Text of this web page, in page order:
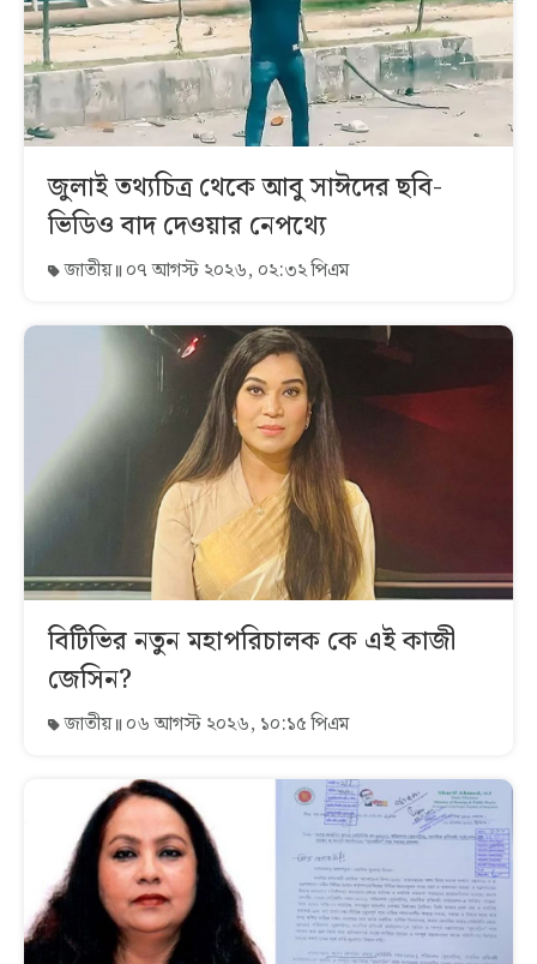
জুলাই তথ্যচিত্র থেকে আবু সাঈদের ছবি-
ভিডিও বাদ দেওয়ার নেপথ্যে
জাতীয় ০৭ আগস্ট ২০২৬, ০২:৩২ পিএম
বিটিভির নতুন মহাপরিচালক কে এই কাজী
জেসিন?
জাতীয় ০৬ আগস্ট ২০২৬, ১০:১৫ পিএম